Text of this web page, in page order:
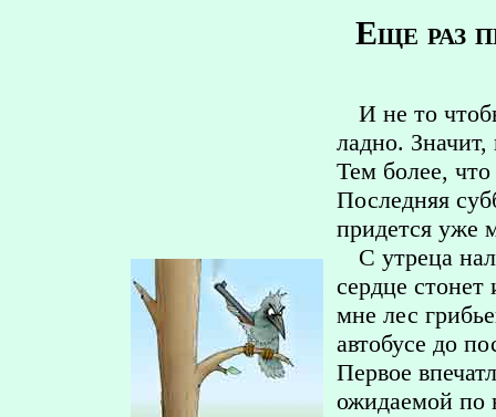
Еще раз
И не то
ладно.
Тем более,
Последняя
придется уже
С утреца
сердце
мне лес
автобусе до
Первое
ожидаемой по